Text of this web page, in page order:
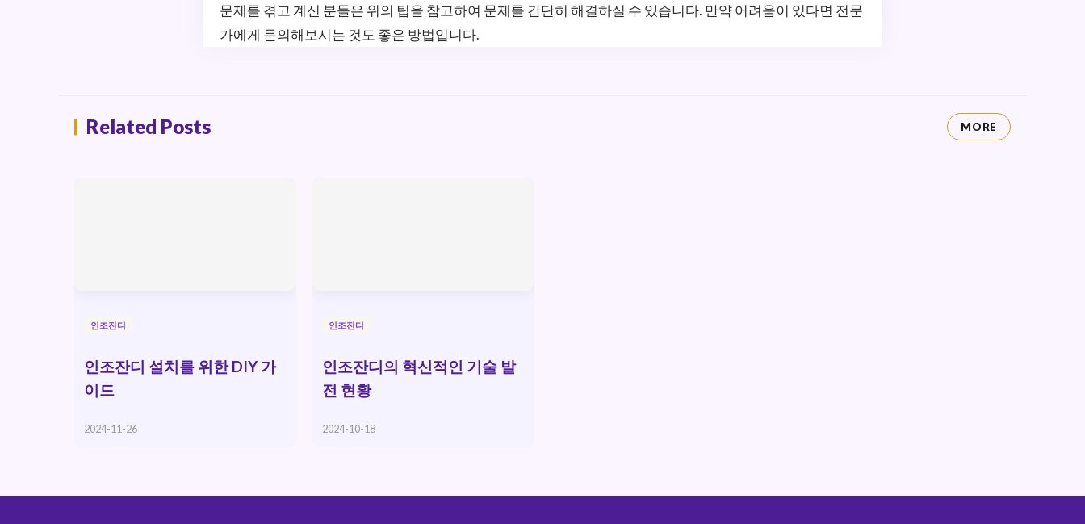
문제를 겪고 계신 분들은 위의 팁을 참고하여 문제를 간단히 해결하실 수 있습니다. 만약 어려움이 있다면 전문
가에게 문의해보시는 것도 좋은 방법입니다.
Related Posts MORE
인조잔디
인조잔디 설치를 위한 DIY 가
이드
2024-11-26
인조잔디
인조잔디의 혁신적인 기술 발
전 현황
2024-10-18